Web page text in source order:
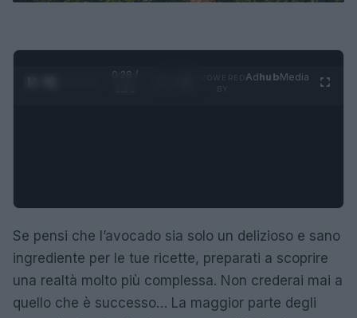
0:29 /
AdhubMedia
Se pensi che l’avocado sia solo un delizioso e sano
ingrediente per le tue ricette, preparati a scoprire
una realtà molto più complessa. Non crederai mai a
quello che è successo… La maggior parte degli